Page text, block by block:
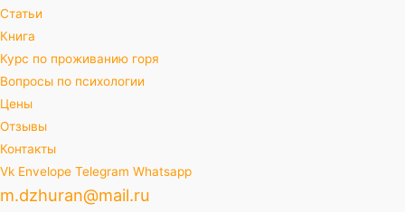
Статьи
Книга
Курс по проживанию горя
Вопросы по психологии
Цены
Отзывы
Контакты
Vk Envelope Telegram Whatsapp
m.dzhuran@mail.ru